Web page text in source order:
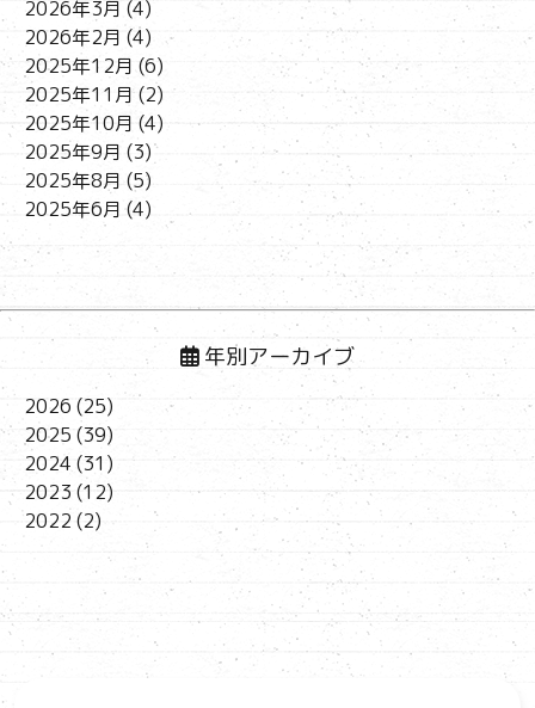
2026年3月 (4)
2026年2月 (4)
2025年12月 (6)
2025年11月(2)
2025年10月 (4)
2025年9月 (3)
2025年8月 (5)
2025年6月 (4)
年別アーカイブ
2026 (25)
2025 (39)
2024 (31)
2023 (12)
2022 (2)